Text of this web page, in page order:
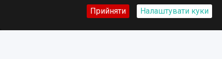
Прийняти Налаштувати куки